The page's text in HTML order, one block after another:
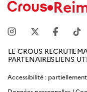
Marseille
Picardie
LE CROUS RECRUTE
PARTENAIRESLIENS
Accessibilité :